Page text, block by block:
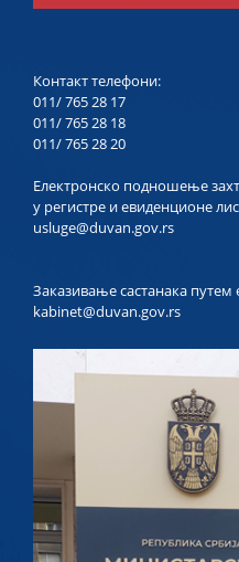
Контакт телефони:
011/ 765 28 17
011/ 765 28 18
011/ 765 28 20
Електронско подношење
у регистре и евиденционе
usluge@duvan.gov.rs
Заказивање састанака путем
kabinet@duvan.gov.rs